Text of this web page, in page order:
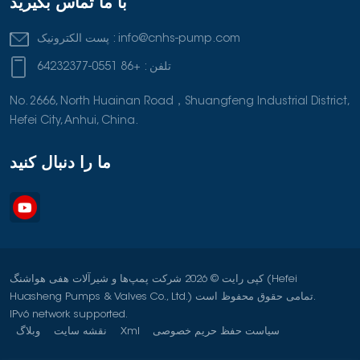
آمریکا تا سال 2030 به 47 گیگاوات (GW) ظرفیت اضافی انرژی نیاز
دارد که 60 درصد این تقاضا احتمالاً از طریق گاز طبیعی و 40 درصد از
طریق منابع انرژی تجدیدپذیر تامین می شود.با این حال، این اتکا به گاز
طبیعی یک چالش برای شرکت های فناوری متعهد به دستیابی به انتشار
خالص صفر است. برخی از شرکتهای فناوری هشدار دادهاند که پروژههای
مرکز داده خود را به مناطقی منتقل خواهند کرد که جایگزینهای انرژی
شرکتهایی مانند مایکروسافت وارد مشارکتهای چند میلیارد دلاری برای
محیطی استفاده از گاز طبیعی نیز تحت بررسی است. اگرچه گاز طبیعی
استخراج آزاد می شود و اثرات زیست محیطی آن را تشدید می کند. بانک
جهانی گزارش می دهد که شعله ور شدن متان در صنعت نفت و گاز
جهانی از سال 2022 تا 2023 به میزان 7 درصد افزایش یافته است، در
پست الکترونیک : info@cnhs-pump.com
تلفن : +86 0551-64232377
No. 2666, North Huainan Road，Shuangfeng Industrial District,
Hefei City, Anhui, China.
ما را دنبال کنید
کپی رایت © 2026 شرکت پمپ‌ها و شیرآلات هفی هواشنگ (Hefei
Huasheng Pumps & Valves Co., Ltd.) تمامی حقوق محفوظ است.
IPv6 network supported.
وبلاگ
نقشه سایت Xml سیاست حفظ حریم خصوصی